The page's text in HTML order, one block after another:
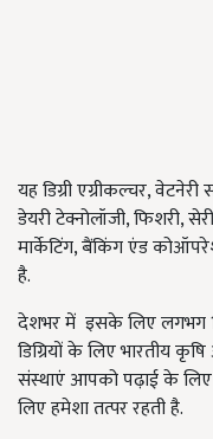
यह डिग्री एग्रीकल्चर,
डेयरी टेक्नोलॉजी, फिशरी,
मार्केटिंग, बैंकिंग एंड
है.
देशभर में इसके लिए लगभग
डिग्रियों के लिए भारतीय
संस्थाएं आपको पढ़ाई के
लिए हमेशा तत्पर रहती है.